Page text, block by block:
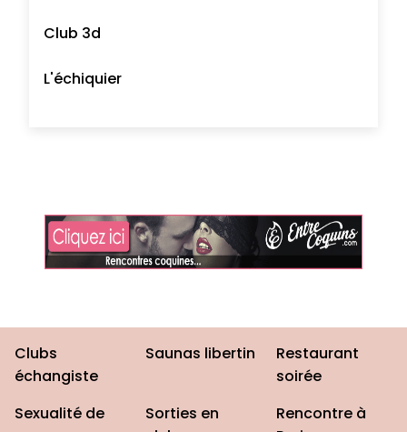
Club 3d
L'échiquier
Clubs
échangiste
Saunas libertin
Restaurant
soirée
Sexualité de
Sorties en
Rencontre à